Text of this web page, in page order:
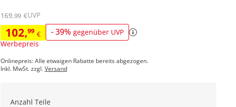
102,99 € -39% gegenüber UVP
Werbepreis
169,99 €UVP
Onlinepreis: Alle etwaigen Rabatte bereits abgezogen.
Inkl. MwSt. zzgl.Versand
Anzahl Teile